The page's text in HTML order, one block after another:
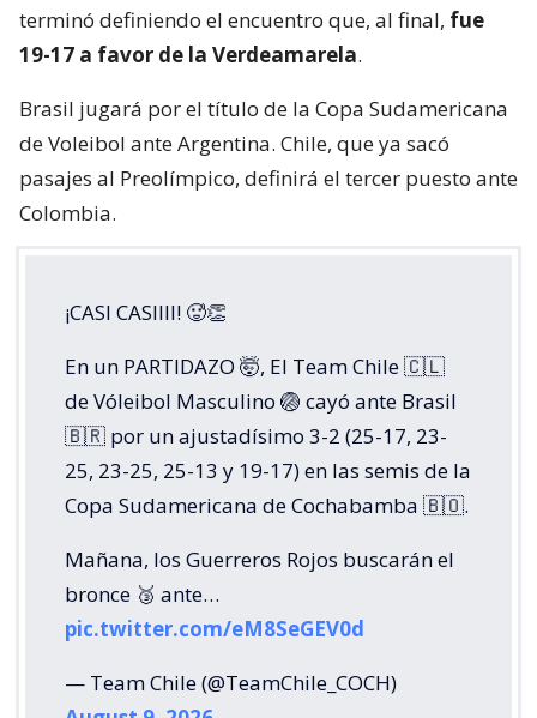
terminó definiendo el encuentro que, al final, fue
19-17 a favor de la Verdeamarela.
Brasil jugará por el título de la Copa Sudamericana
de Voleibol ante Argentina. Chile, que ya sacó
pasajes al Preolímpico, definirá el tercer puesto ante
Colombia.
¡CASI CASIIII! 🥵👏
En un PARTIDAZO 🤯, El Team Chile 🇨🇱
de Vóleibol Masculino 🏐 cayó ante Brasil
🇧🇷 por un ajustadísimo 3-2 (25-17, 23-
25, 23-25, 25-13 y 19-17) en las semis de la
Copa Sudamericana de Cochabamba 🇧🇴.
Mañana, los Guerreros Rojos buscarán el
bronce 🥉 ante…
pic.twitter.com/eM8SeGEV0d
— Team Chile (@TeamChile_COCH)